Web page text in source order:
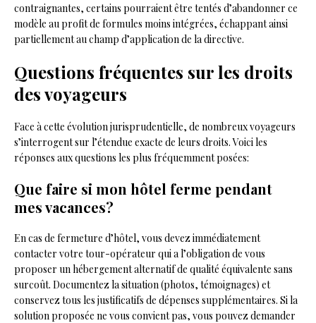
contraignantes, certains pourraient être tentés d’abandonner ce
modèle au profit de formules moins intégrées, échappant ainsi
partiellement au champ d’application de la directive.
Questions fréquentes sur les droits
des voyageurs
Face à cette évolution jurisprudentielle, de nombreux voyageurs
s’interrogent sur l’étendue exacte de leurs droits. Voici les
réponses aux questions les plus fréquemment posées:
Que faire si mon hôtel ferme pendant
mes vacances?
En cas de fermeture d’hôtel, vous devez immédiatement
contacter votre tour-opérateur qui a l’obligation de vous
proposer un hébergement alternatif de qualité équivalente sans
surcoût. Documentez la situation (photos, témoignages) et
conservez tous les justificatifs de dépenses supplémentaires. Si la
solution proposée ne vous convient pas, vous pouvez demander